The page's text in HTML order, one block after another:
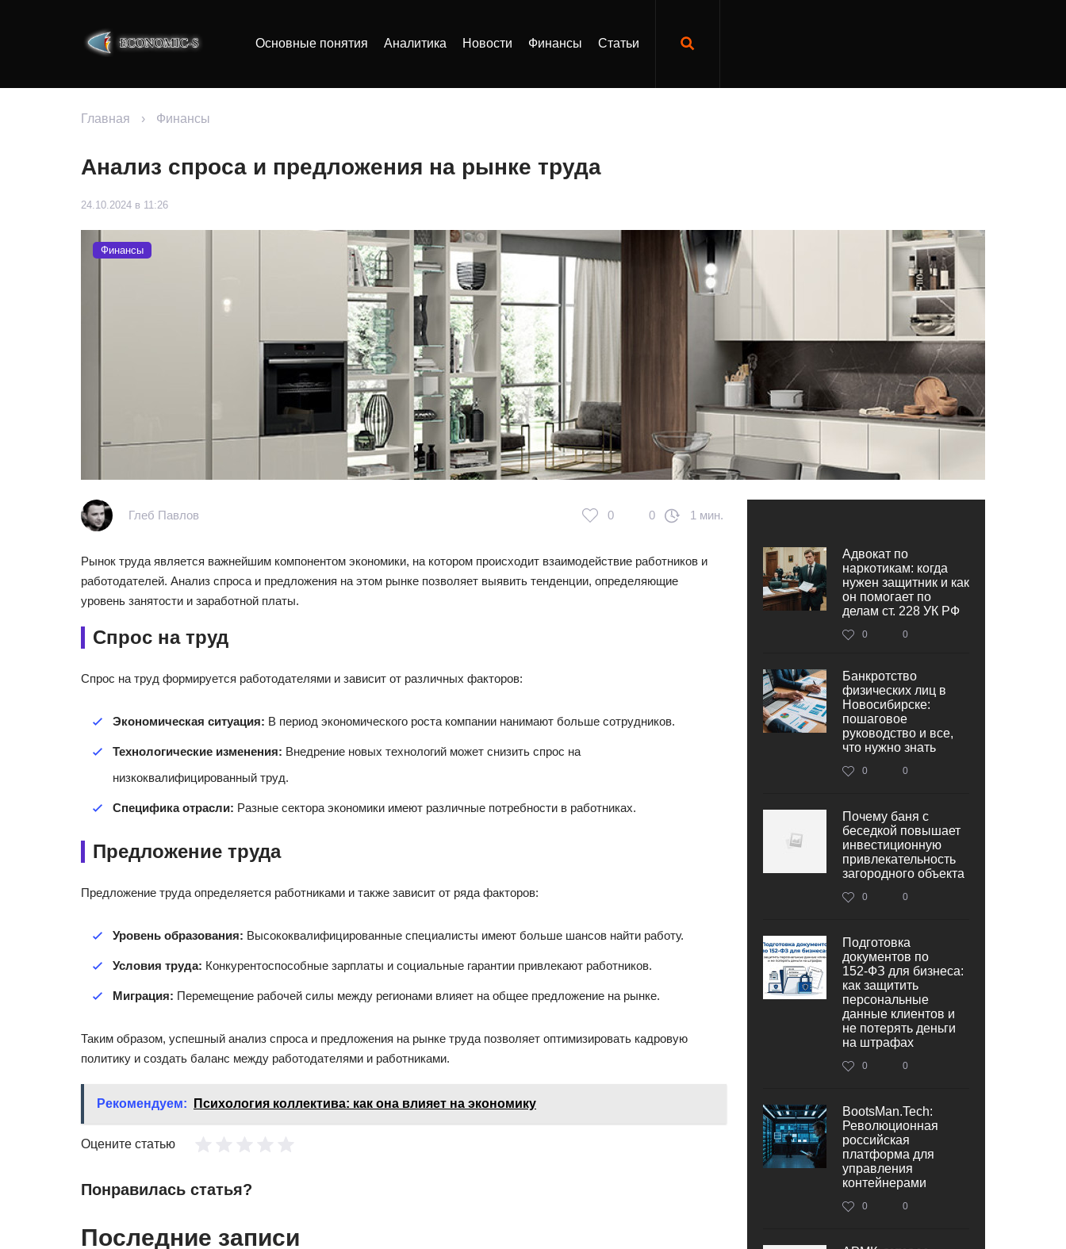
Основные понятия Аналитика Новости Финансы Статьи
Главная › Финансы
Анализ спроса и предложения на рынке труда
24.10.2024 в 11:26
Финансы
Глеб Павлов 0 0 1 мин.
Рынок труда является важнейшим компонентом экономики, на котором происходит взаимодействие работников и
работодателей. Анализ спроса и предложения на этом рынке позволяет выявить тенденции, определяющие
уровень занятости и заработной платы.
Спрос на труд
Спрос на труд формируется работодателями и зависит от различных факторов:
Экономическая ситуация: В период экономического роста компании нанимают больше сотрудников.
Технологические изменения: Внедрение новых технологий может снизить спрос на
низкоквалифицированный труд.
Специфика отрасли: Разные сектора экономики имеют различные потребности в работниках.
Предложение труда
Предложение труда определяется работниками и также зависит от ряда факторов:
Уровень образования: Высококвалифицированные специалисты имеют больше шансов найти работу.
Условия труда: Конкурентоспособные зарплаты и социальные гарантии привлекают работников.
Миграция: Перемещение рабочей силы между регионами влияет на общее предложение на рынке.
Таким образом, успешный анализ спроса и предложения на рынке труда позволяет оптимизировать кадровую
политику и создать баланс между работодателями и работниками.
Рекомендуем: Психология коллектива: как она влияет на экономику
Оцените статью
Понравилась статья?
Последние записи
Адвокат по
наркотикам: когда
нужен защитник и как
он помогает по
делам ст. 228 УК РФ
0 0
Банкротство
физических лиц в
Новосибирске:
пошаговое
руководство и все,
что нужно знать
0 0
Почему баня с
беседкой повышает
инвестиционную
привлекательность
загородного объекта
0 0
Подготовка
документов по
152‑ФЗ для бизнеса:
как защитить
персональные
данные клиентов и
не потерять деньги
на штрафах
0 0
BootsMan.Tech:
Революционная
российская
платформа для
управления
контейнерами
0 0